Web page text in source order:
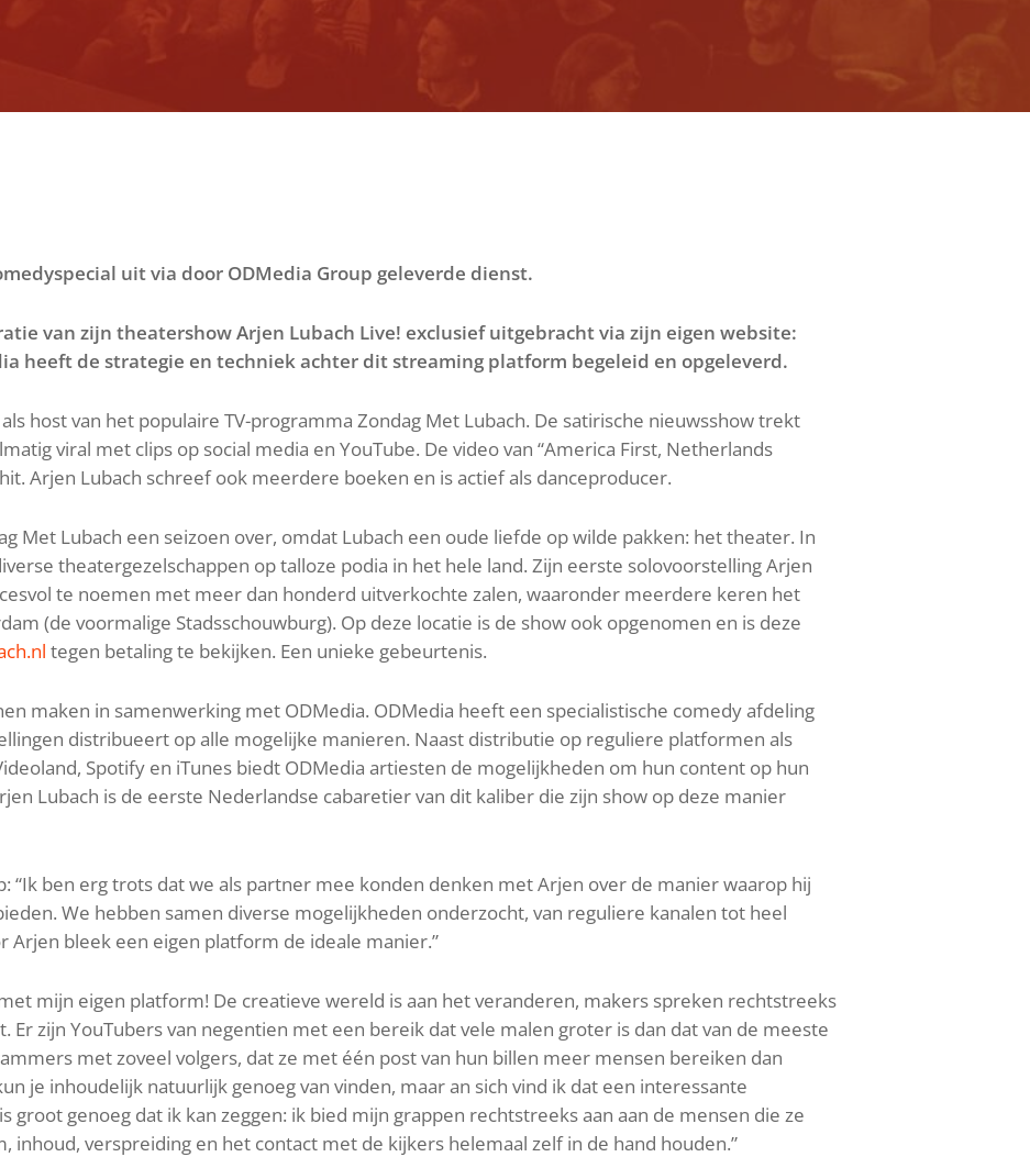
uit via door ODMedia Group geleverde dienst.
van zijn theatershow Arjen Lubach Live! exclusief uitgebracht via zijn eigen website:
heeft de strategie en techniek achter dit streaming platform begeleid en opgeleverd.
host van het populaire TV-programma Zondag Met Lubach. De satirische nieuwsshow trekt
viral met clips op social media en YouTube. De video van “America First, Netherlands
Arjen Lubach schreef ook meerdere boeken en is actief als danceproducer.
Met Lubach een seizoen over, omdat Lubach een oude liefde op wilde pakken: het theater. In
theatergezelschappen op talloze podia in het hele land. Zijn eerste solovoorstelling Arjen
te noemen met meer dan honderd uitverkochte zalen, waaronder meerdere keren het
(de voormalige Stadsschouwburg). Op deze locatie is de show ook opgenomen en is deze
tegen betaling te bekijken. Een unieke gebeurtenis.
maken in samenwerking met ODMedia. ODMedia heeft een specialistische comedy afdeling
distribueert op alle mogelijke manieren. Naast distributie op reguliere platformen als
Spotify en iTunes biedt ODMedia artiesten de mogelijkheden om hun content op hun
Lubach is de eerste Nederlandse cabaretier van dit kaliber die zijn show op deze manier
“Ik ben erg trots dat we als partner mee konden denken met Arjen over de manier waarop hij
We hebben samen diverse mogelijkheden onderzocht, van reguliere kanalen tot heel
Arjen bleek een eigen platform de ideale manier.”
mijn eigen platform! De creatieve wereld is aan het veranderen, makers spreken rechtstreeks
Er zijn YouTubers van negentien met een bereik dat vele malen groter is dan dat van de meeste
met zoveel volgers, dat ze met één post van hun billen meer mensen bereiken dan
je inhoudelijk natuurlijk genoeg van vinden, maar an sich vind ik dat een interessante
groot genoeg dat ik kan zeggen: ik bied mijn grappen rechtstreeks aan aan de mensen die ze
inhoud, verspreiding en het contact met de kijkers helemaal zelf in de hand houden.”